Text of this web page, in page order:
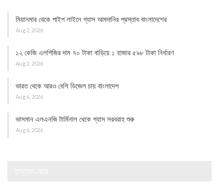
মিয়ানমার থেকে পাইপ লাইনে গ্যাস আমদানির প্রস্তাব বাংলাদেশের
Aug 2, 2026
১২ কেজি এলপিজির দাম ৭০ টাকা বাড়িয়ে ১ হাজার ৫৯৮ টাকা নির্ধারণ
Aug 2, 2026
ভারত থেকে আরও বেশি ডিজেল চায় বাংলাদেশ
Aug 6, 2026
ভাসমান এলএনজি টার্মিনাল থেকে গ্যাস সরবরাহ শুরু
Aug 6, 2026